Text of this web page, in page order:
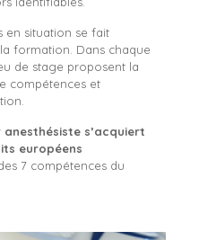
en situation se fait
formation. Dans chaque
de stage proposent la
compétences et
anesthésiste s’acquiert
européens
7 compétences du